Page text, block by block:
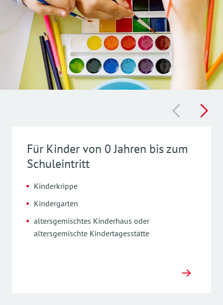
Für Kinder von 0 Jahren bis zum
Schuleintritt
Kinderkrippe
Kindergarten
altersgemischtes Kinderhaus oder
altersgemischte Kindertagesstätte